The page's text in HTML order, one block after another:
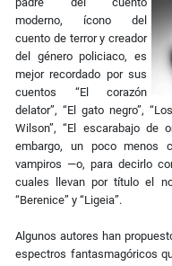
moderno, ícono del
cuento de terror y creador
del género policiaco, es
mejor recordado por sus
cuentos “El corazón
delator”, “El gato negro”,
Wilson”, “El escarabajo de
embargo, un poco menos
vampiros ―o, para decirlo
cuales llevan por título el
“Berenice” y “Ligeia”.
Algunos autores han
espectros fantasmagóricos